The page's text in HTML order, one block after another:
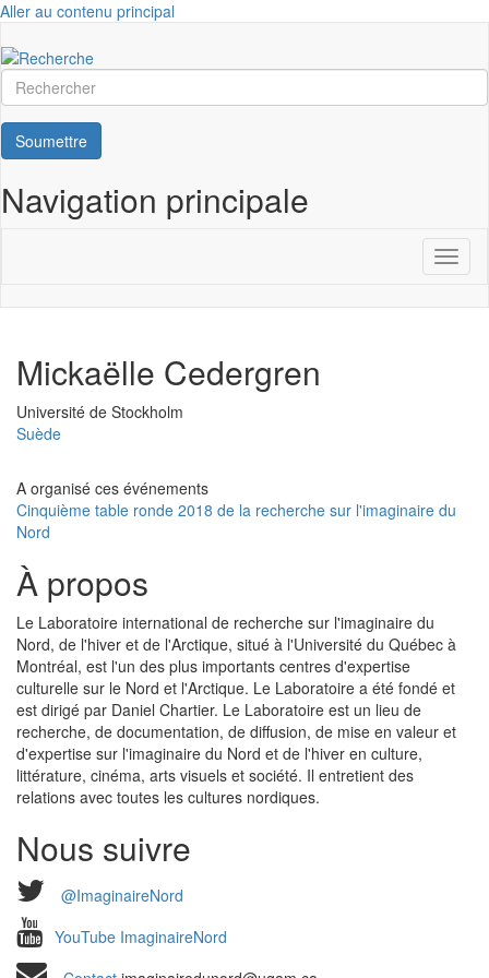
Aller au contenu principal
Rechercher
Soumettre
Navigation principale
Mickaëlle Cedergren
Université
Université de Stockholm
Suède
A organisé ces événements
Cinquième table ronde 2018 de la recherche sur l'imaginaire du
Nord
À propos
Le Laboratoire international de recherche sur l'imaginaire du
Nord, de l'hiver et de l'Arctique, situé à l'Université du Québec à
Montréal, est l'un des plus importants centres d'expertise
culturelle sur le Nord et l'Arctique. Le Laboratoire a été fondé et
est dirigé par Daniel Chartier. Le Laboratoire est un lieu de
recherche, de documentation, de diffusion, de mise en valeur et
d'expertise sur l'imaginaire du Nord et de l'hiver en culture,
littérature, cinéma, arts visuels et société. Il entretient des
relations avec toutes les cultures nordiques.
Nous suivre
@ImaginaireNord
YouTube ImaginaireNord